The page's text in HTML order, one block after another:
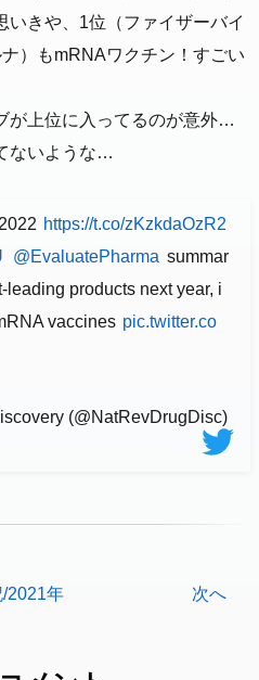
いきや、1位（ファイザーバイ
）もmRNAワクチン！すごい
が上位に入ってるのが意外…
ないような…
https://t.co/zKzkdaOzR2
@EvaluatePharma summar
products next year, i
vaccines pic.twitter.co
(@NatRevDrugDisc)
次へ
/2021年